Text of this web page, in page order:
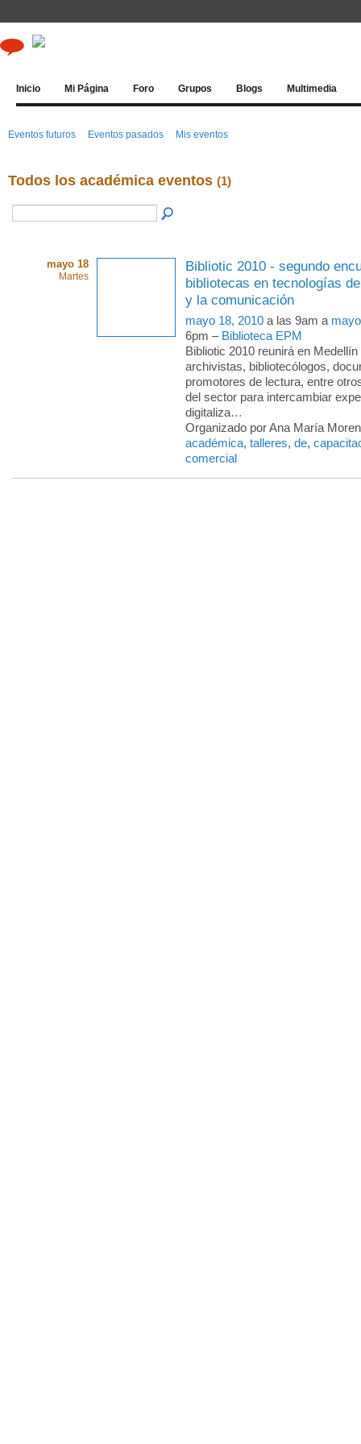
Inicio Mi Página Foro Grupos Blogs Multimedia
Eventos futuros Eventos pasados Mis eventos
Todos los académica eventos (1)
mayo 18
Martes
Bibliotic 2010 - segundo
bibliotecas en tecnologías
y la comunicación
mayo 18, 2010 a las 9am a
6pm – Biblioteca EPM
Bibliotic 2010 reunirá en
archivistas, bibliotecólogos,
promotores de lectura, entre
del sector para intercambiar
digitaliza…
Organizado por Ana María
académica, talleres, de,
comercial